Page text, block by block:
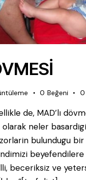
0 Beğeni 0
de, MAD’lı
olarak neler
bulundugu
beceriksiz ve